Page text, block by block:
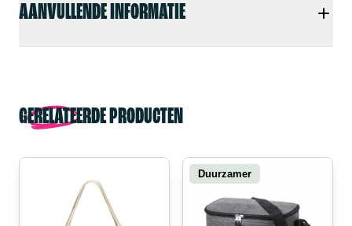
AANVULLENDE INFORMATIE
GERELATEERDE PRODUCTEN
Duurzamer